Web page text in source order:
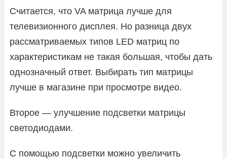
Считается, что VA матрица лучше для
телевизионного дисплея. Но разница двух
рассматриваемых типов LED матриц по
характеристикам не такая большая, чтобы дать
однозначный ответ. Выбирать тип матрицы
лучше в магазине при просмотре видео.
Второе — улучшение подсветки матрицы
светодиодами.
С помощью подсветки можно увеличить